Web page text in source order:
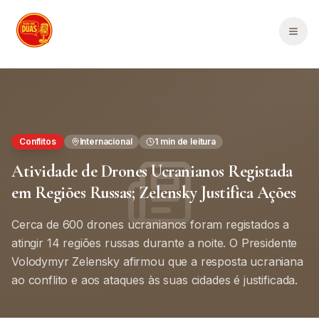
Conflitos Internacional 1 min de leitura
Atividade de Drones Ucranianos Registada
em Regiões Russas; Zelensky Justifica Ações
Cerca de 600 drones ucranianos foram registados a
atingir 14 regiões russas durante a noite. O Presidente
Volodymyr Zelensky afirmou que a resposta ucraniana
ao conflito e aos ataques às suas cidades é justificada.